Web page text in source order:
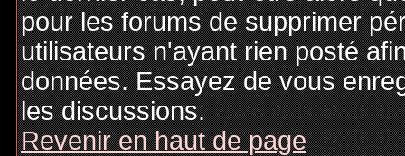
pour les forums de supprimer
utilisateurs n'ayant rien posté
données. Essayez de vous
les discussions.
Revenir en haut de page